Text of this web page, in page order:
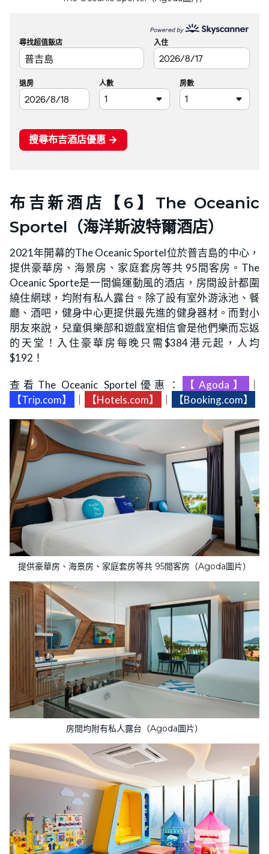
布吉新酒店【6】The Oceanic
Sportel（海洋斯波特爾酒店）
2021年開幕的The Oceanic Sportel位於普吉島的中心，
提供豪華房、海景房、家庭套房等共 95間客房。The
Oceanic Sporte是一間偏運動風的酒店，房間設計都圍
繞住網球，均附有私人露台。除了設有室外游泳池、餐
廳、酒吧，健身中心更提供最先進的健身器材。而對小
朋友來說，兒童俱樂部和遊戲室相信會是他們樂而忘返
的天堂！入住豪華房每晚只需$384港元起，人均
$192！
查看The Oceanic Sportel優惠： 【Agoda】
【Trip.com】
【Hotels.com】 【Booking.com】
提供豪華房、海景房、家庭套房等共 95間客房（Agoda圖片）
房間均附有私人露台（Agoda圖片）